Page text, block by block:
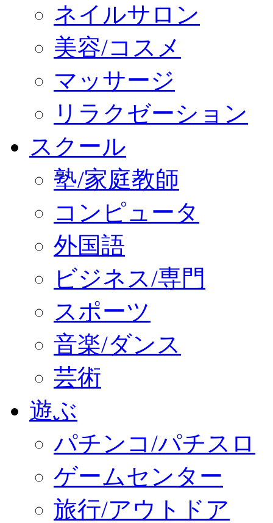
ネイルサロン
美容/コスメ
マッサージ
リラクゼーション
スクール
塾/家庭教師
コンピュータ
外国語
ビジネス/専門
スポーツ
音楽/ダンス
芸術
遊ぶ
パチンコ/パチスロ
ゲームセンター
旅行/アウトドア